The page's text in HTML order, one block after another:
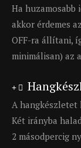
Ha huzamosabb
akkor érdemes
OFF-ra állítani,
minimálisan) az
A
Két irányba
2 másodpercig